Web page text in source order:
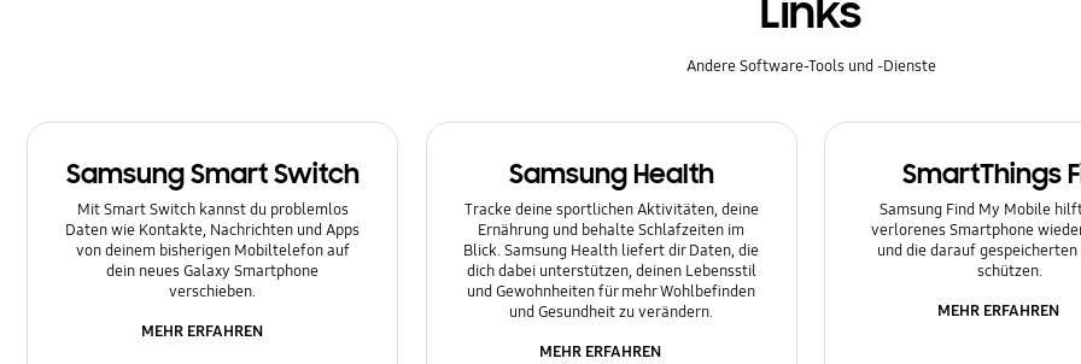
Sperre
Ton
Links
Andere Software-Tools und -Dienste
Samsung Smart Switch
Mit Smart Switch kannst du problemlos
Daten wie Kontakte, Nachrichten und Apps
von deinem bisherigen Mobiltelefon auf
dein neues Galaxy Smartphone
verschieben.
MEHR ERFAHREN
Samsung Health
Tracke deine sportlichen Aktivitäten, deine
Ernährung und behalte Schlafzeiten im
Blick. Samsung Health liefert dir Daten, die
dich dabei unterstützen, deinen Lebensstil
und Gewohnheiten für mehr Wohlbefinden
und Gesundheit zu verändern.
MEHR ERFAHREN
SmartThings
Samsung Find My Mobile
verlorenes Smartphone
und die darauf
schützen.
MEHR ERFAHREN